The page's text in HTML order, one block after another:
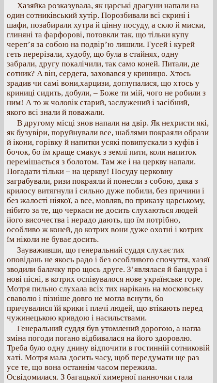
Хазяйка розказувала, як царські драгуни напали на
один сотниківський хутір. Порозбивали всі скрині і
шафи, позабирали хутра й цінну посуду, а скло й миски,
глиняні та фарфорові, потовкли так, що тільки купу
череп’я за собою на подвір’ю лишили. Гусей і курей
геть перерізали, худобу, що була в стайнях, одну
забрали, другу покалічили, так само коней. Питали, де
сотник? А він, сердега, заховався у криницю. Хтось
зрадив чи самі вони,харцизи, доглупалися, що хтось у
криниці сидить, добули, – Боже ти мій, чого не робили з
ним! А то ж чоловік старий, заслужений і засібний,
якого всі знали й поважали.
В другому місці знов напали на двір. Як нехристи які,
як бузувіри, поруйнували все, шаблями покраяли образи
й ікони, горівку й напитки усякі повипускали з куфів і
бочок, бо їм краще смакує з землі пити, коли напиток
перемішається з болотом. Там же і на церкву напали.
Погадати тільки – на церкву! Посуду церковну
заграбували, ризи покраяли й понесли з собою, дяка з
крилосу витягнули і сильно дуже побили, без причини і
без жалості ніякої, а все, мовляв, по приказу царському,
нібито за те, що черкаси не досить слухаються людей
його височества і нерадо дають, що їм потрібно,
особливо ж коней, до котрих вони дуже охотні і котрих
їм ніколи не буває досить.
Зауваживши, що генеральний суддя слухає тих
оповідань не якось радо і без особливого спочуття, хазяї
зводили балачку про щось друге. З’являлася й бандура і
нові пісні, в котрих оспівувалося нове українське горе.
Мотря пильно слухала всіх тих нарікань на московську
сваволю і пізніше довго не могла вснути, бо
причувалися їй крики і плачі людей, що втікають перед
чужинецькою кривдою і насильствами.
Генеральний суддя був утомлений дорогою, а нагла
зміна погоди погано відбивалася на його здоровлю.
Треба було одну днину відпочити в гостинній сотниковій
хаті. Мотря мала досить часу, щоб передумати ще раз
усе те, що вона останнім часом пережила.
Освідомилася. З багацької химерної панночки стала